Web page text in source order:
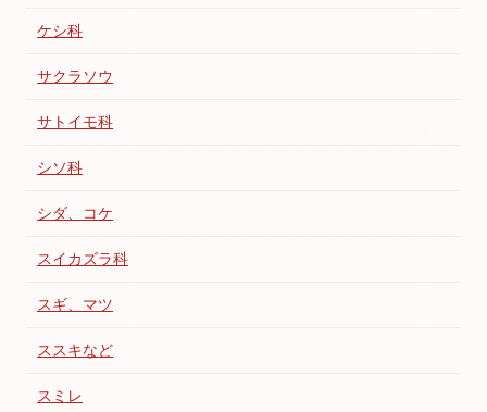
ケシ科
サクラソウ
サトイモ科
シソ科
シダ、コケ
スイカズラ科
スギ、マツ
ススキなど
スミレ